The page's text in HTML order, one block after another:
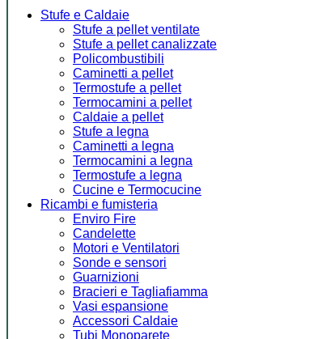
Stufe e Caldaie
Stufe a pellet ventilate
Stufe a pellet canalizzate
Policombustibili
Caminetti a pellet
Termostufe a pellet
Termocamini a pellet
Caldaie a pellet
Stufe a legna
Caminetti a legna
Termocamini a legna
Termostufe a legna
Cucine e Termocucine
Ricambi e fumisteria
Enviro Fire
Candelette
Motori e Ventilatori
Sonde e sensori
Guarnizioni
Bracieri e Tagliafiamma
Vasi espansione
Accessori Caldaie
Tubi Monoparete